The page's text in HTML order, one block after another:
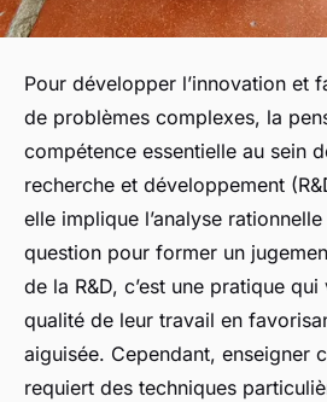
Pour développer l’innovation et
de problèmes complexes, la
compétence essentielle au sein
recherche et développement
elle implique l’analyse
question pour former un
de la R&D, c’est une pratique
qualité de leur travail en
aiguisée. Cependant, enseigner
requiert des techniques